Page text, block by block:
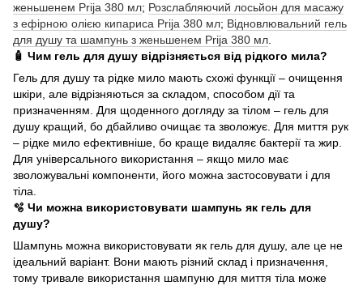
женьшенем Prija 380 мл; Розслабляючий лосьйон для масажу
з ефірною олією кипариса Prija 380 мл; Відновлювальний гель
для душу та шампунь з женьшенем Prija 380 мл.
🧴 Чим гель для душу відрізняється від рідкого мила?
Гель для душу та рідке мило мають схожі функції – очищення
шкіри, але відрізняються за складом, способом дії та
призначенням. Для щоденного догляду за тілом – гель для
душу кращий, бо дбайливо очищає та зволожує. Для миття рук
– рідке мило ефективніше, бо краще видаляє бактерії та жир.
Для універсального використання – якщо мило має
зволожувальні компоненти, його можна застосовувати і для
тіла.
🫧 Чи можна використовувати шампунь як гель для
душу?
Шампунь можна використовувати як гель для душу, але це не
ідеальний варіант. Вони мають різний склад і призначення,
тому тривале використання шампуню для миття тіла може